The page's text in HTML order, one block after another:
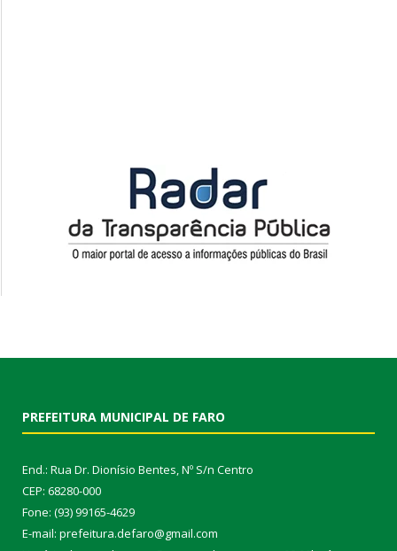
PREFEITURA MUNICIPAL DE FARO
End.: Rua Dr. Dionísio Bentes, Nº S/n Centro
CEP: 68280-000
Fone: (93) 99165-4629
E-mail: prefeitura.defaro@gmail.com